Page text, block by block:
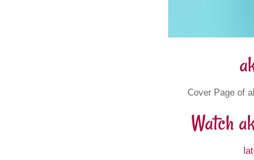
Cover Page of
Watch